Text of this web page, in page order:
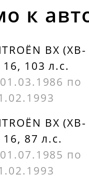
RENAULT
7700722095
RENAULT
7700736150
RENAULT
7700737457
RENAULT
7700852522
к
BX (XB-
16, 103 л.с.
по
BX (XB-
16, 87 л.с.
по